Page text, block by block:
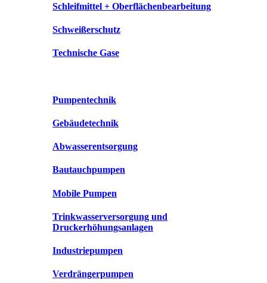
Schleifmittel + Oberflächenbearbeitung
Schweißerschutz
Technische Gase
Pumpentechnik
Gebäudetechnik
Abwasserentsorgung
Bautauchpumpen
Mobile Pumpen
Trinkwasserversorgung und
Druckerhöhungsanlagen
Industriepumpen
Verdrängerpumpen